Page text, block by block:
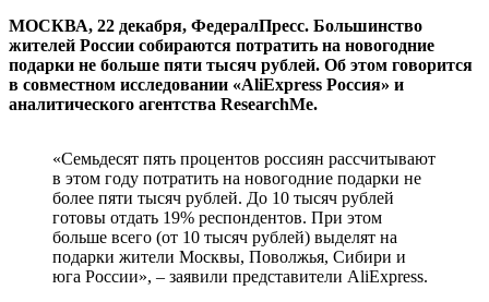
МОСКВА, 22 декабря, ФедералПресс. Большинство
жителей России собираются потратить на новогодние
подарки не больше пяти тысяч рублей. Об этом говорится
в совместном исследовании «AliExpress Россия» и
аналитического агентства ResearchMe.
«Семьдесят пять процентов россиян рассчитывают
в этом году потратить на новогодние подарки не
более пяти тысяч рублей. До 10 тысяч рублей
готовы отдать 19% респондентов. При этом
больше всего (от 10 тысяч рублей) выделят на
подарки жители Москвы, Поволжья, Сибири и
юга России», – заявили представители AliExpress.